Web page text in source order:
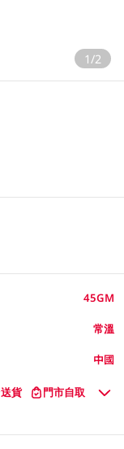
1/2
45GM
常溫
中國
送貨 門市自取